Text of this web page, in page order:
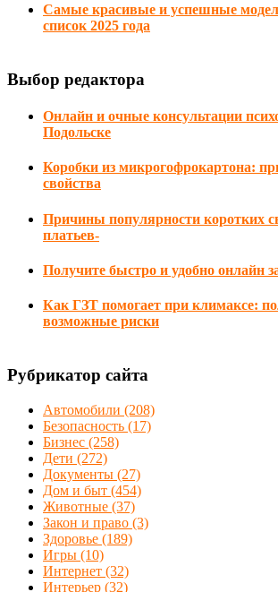
Самые красивые и успешные
список 2025 года
Выбор редактора
Онлайн и очные консультации
Подольске
Коробки из микрогофрокартона:
свойства
Причины популярности коротких
платьев-
Получите быстро и удобно онлайн
Как ГЗТ помогает при климаксе:
возможные риски
Рубрикатор сайта
Автомобили (208)
Безопасность (17)
Бизнес (258)
Дети (272)
Документы (27)
Дом и быт (454)
Животные (37)
Закон и право (3)
Здоровье (189)
Игры (10)
Интернет (32)
Интерьер (32)